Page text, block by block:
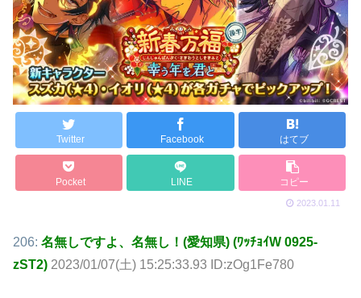
Twitter Facebook はてブ
Pocket LINE コピー
2023.01.11
206: 名無しですよ、名無し！(愛知県) (ﾜｯﾁｮｲW 0925-
zST2) 2023/01/07(土) 15:25:33.93 ID:zOg1Fe780